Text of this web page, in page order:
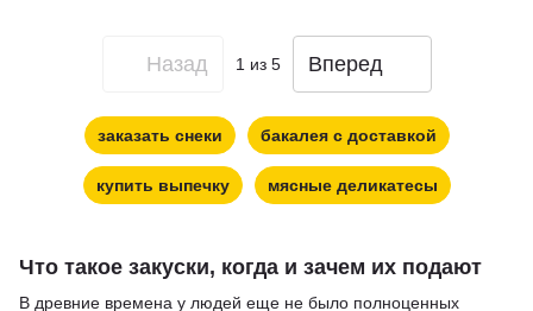
Назад 1 из 5 Вперед
заказать снеки бакалея с доставкой
купить выпечку мясные деликатесы
Что такое закуски, когда и зачем их подают
В древние времена у людей еще не было полноценных